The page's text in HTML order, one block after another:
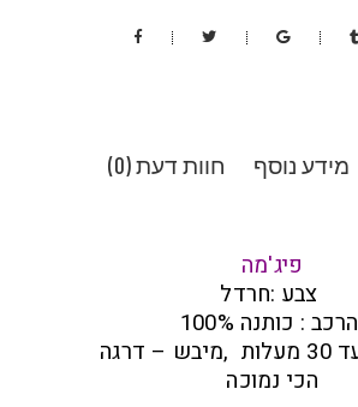
מידע נוסף חוות דעת (0)
פיג'מה
צבע :חרדל
הרכב : כותנה 100%
כביסה : עד 30 מעלות ,מיבש – דרגה
הכי נמוכה